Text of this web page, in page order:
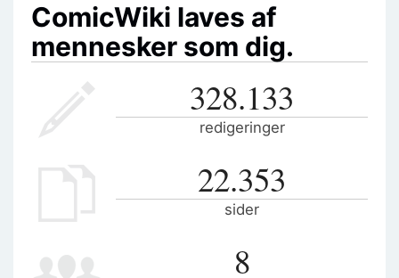
ComicWiki laves af
mennesker som dig.
328.133
redigeringer
22.353
sider
8